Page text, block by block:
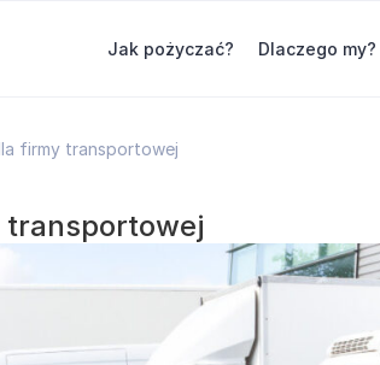
Jak pożyczać? Dlaczego my?
firmy transportowej
transportowej